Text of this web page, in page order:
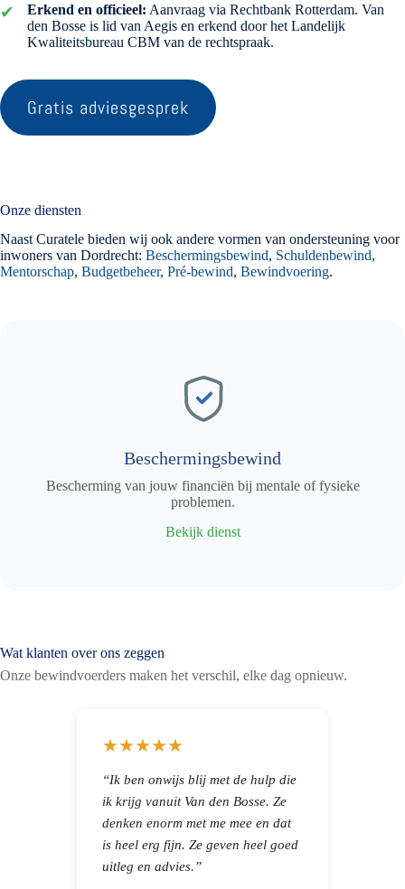
Erkend en officieel: Aanvraag via Rechtbank Rotterdam. Van
den Bosse is lid van Aegis en erkend door het Landelijk
Kwaliteitsbureau CBM van de rechtspraak.
Gratis adviesgesprek
Onze diensten
Naast Curatele bieden wij ook andere vormen van ondersteuning voor
inwoners van Dordrecht: Beschermingsbewind, Schuldenbewind,
Mentorschap, Budgetbeheer, Pré-bewind, Bewindvoering.
Beschermingsbewind
Bescherming van jouw financiën bij mentale of fysieke
problemen.
Bekijk dienst
Wat klanten over ons zeggen
Onze bewindvoerders maken het verschil, elke dag opnieuw.
★★★★★
“Ik ben onwijs blij met de hulp die
ik krijg vanuit Van den Bosse. Ze
denken enorm met me mee en dat
is heel erg fijn. Ze geven heel goed
uitleg en advies.”